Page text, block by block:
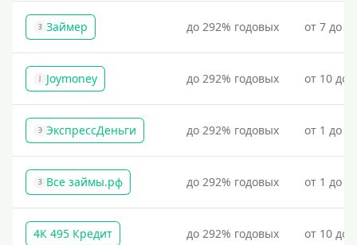
Пополнение Киви-кошелька без подтверждения по
телефону
Для пополнения Киви-кошелька через банк или
терминал потребуется предъявить паспорт.
Пополнение Киви-кошелька без паспорта
Пополнение кошелька Киви без использования
банковской карты
Пополнение Киви-кошелька без отказов: быстрые и
надежные способы
На банковский счет
З Займер до 292% годовых от 7 до
J Joymoney до 292% годовых от 10 до
Э ЭкспрессДеньги до 292% годовых от 1 до
З Все займы.рф до 292% годовых от 1 до
4К 495 Кредит до 292% годовых от 10 до